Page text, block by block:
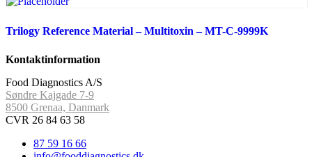
Trilogy Reference Material – Multitoxin – MT-C-9999K
Kontaktinformation
Food Diagnostics A/S
Søndre Kajgade 7-9
8500 Grenaa, Danmark
CVR 26 84 63 58
87 59 16 66